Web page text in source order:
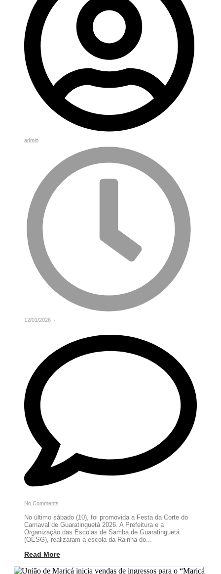
admin
12/01/2026 -
No Comments
No último sábado (10), foi promovida a Festa da Corte do
Carnaval de Guaratinguetá 2026. A Prefeitura e a
Organização das Escolas de Samba de Guaratinguetá
(OESG), realizaram a escola da Rainha do...
Read More